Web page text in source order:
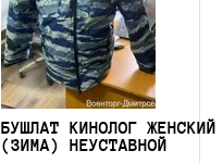
БУШЛАТ КИНОЛОГ ЖЕНСКИЙ
(ЗИМА) НЕУСТАВНОЙ